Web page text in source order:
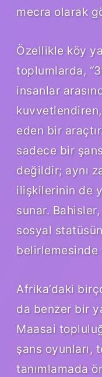
mecra olarak
Özellikle köy
toplumlarda,
insanlar
eden bir
sadece bir
değildir; aynı
ilişkilerinin de
sunar.
sosyal
belirlemesinde
Afrika’daki
da benzer bir
Maasai
şans oyunları,
tanımlamada